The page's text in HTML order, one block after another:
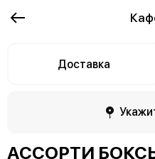
Доставка
АССОРТИ